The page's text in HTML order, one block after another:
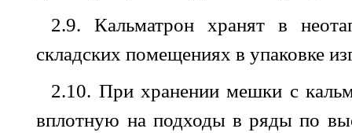
2.9. Кальматрон
хранят в
складских помещениях в упаковке
2.10. При хранении мешки с
вплотную на подходы в ряды по